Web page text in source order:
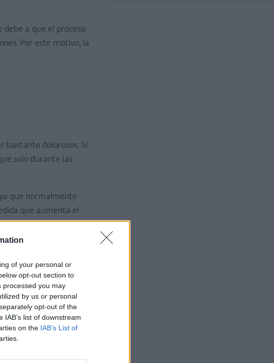
of your personal or
opt-out section to
processed you may
by us or personal
opt-out of the
list of downstream
on the IAB’s List of
debe a que el proceso
Por este motivo, la
dolorosos. Si
solo durante las
que normalmente
que aumenta el
volver a su sitio.
que crecer más de
podría poner la vida
aproximadamente, y